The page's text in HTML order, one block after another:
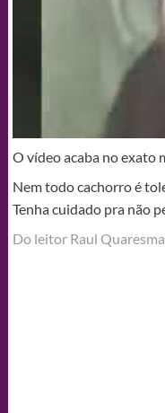
O vídeo acaba no exato
Nem todo cachorro é
Tenha cuidado pra não
Do leitor Raul